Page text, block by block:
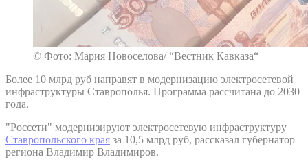
© Фото: Мария Новоселова/ “Вестник Кавказа“
Более 10 млрд руб направят в модернизацию электросетевой
инфраструктуры Ставрополья. Программа рассчитана до 2030
года.
"Россети" модернизируют электросетевую инфраструктуру
Ставропольского края за 10,5 млрд руб, рассказал губернатор
региона Владимир Владимиров.